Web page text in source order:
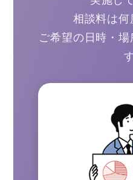
相談料は何
ご希望の日時・場